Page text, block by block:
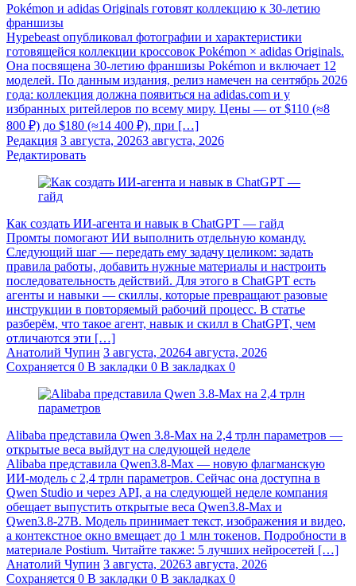
Pokémon и adidas Originals готовят коллекцию к 30-летию
франшизы
Hypebeast опубликовал фотографии и характеристики
готовящейся коллекции кроссовок Pokémon × adidas Originals.
Она посвящена 30-летию франшизы Pokémon и включает 12
моделей. По данным издания, релиз намечен на сентябрь 2026
года: коллекция должна появиться на adidas.com и у
избранных ритейлеров по всему миру. Цены — от $110 (≈8
800 ₽) до $180 (≈14 400 ₽), при […]
Редакция 3 августа, 20263 августа, 2026
Редактировать
Как создать ИИ-агента и навык в ChatGPT — гайд
Промты помогают ИИ выполнить отдельную команду.
Следующий шаг — передать ему задачу целиком: задать
правила работы, добавить нужные материалы и настроить
последовательность действий. Для этого в ChatGPT есть
агенты и навыки — скиллы, которые превращают разовые
инструкции в повторяемый рабочий процесс. В статье
разберём, что такое агент, навык и скилл в ChatGPT, чем
отличаются эти […]
Анатолий Чупин 3 августа, 20264 августа, 2026
Сохраняется 0 В закладки 0 В закладках 0
Alibaba представила Qwen 3.8‑Max на 2,4 трлн параметров —
открытые веса выйдут на следующей неделе
Alibaba представила Qwen3.8‑Max — новую флагманскую
ИИ-модель с 2,4 трлн параметров. Сейчас она доступна в
Qwen Studio и через API, а на следующей неделе компания
обещает выпустить открытые веса Qwen3.8‑Max и
Qwen3.8‑27B. Модель принимает текст, изображения и видео,
а контекстное окно вмещает до 1 млн токенов. Подробности в
материале Postium. Читайте также: 5 лучших нейросетей […]
Анатолий Чупин 3 августа, 20263 августа, 2026
Сохраняется 0 В закладки 0 В закладках 0